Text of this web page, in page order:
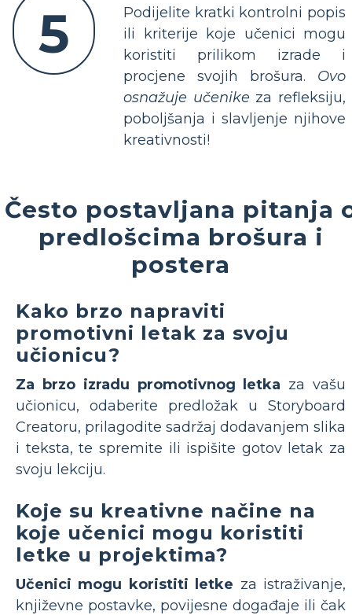
5
Podijelite kratki kontrolni popis
ili kriterije koje učenici mogu
koristiti prilikom izrade i
procjene svojih brošura. Ovo
osnažuje učenike za refleksiju,
poboljšanja i slavljenje njihove
kreativnosti!
Često postavljana pitanja
predlošcima brošura i
postera
Kako brzo napraviti
promotivni letak za svoju
učionicu?
Za brzo izradu promotivnog letka za vašu
učionicu, odaberite predložak u Storyboard
Creatoru, prilagodite sadržaj dodavanjem slika
i teksta, te spremite ili ispišite gotov letak za
svoju lekciju.
Koje su kreativne načine na
koje učenici mogu koristiti
letke u projektima?
Učenici mogu koristiti letke za istraživanje,
književne postavke, povijesne događaje ili čak